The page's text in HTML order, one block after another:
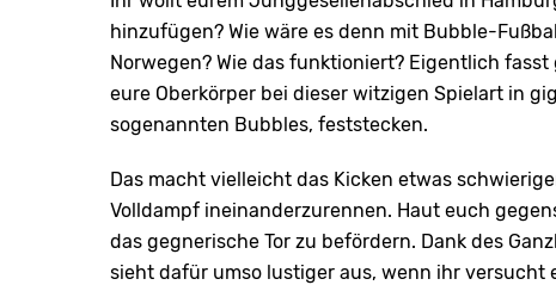
hinzufügen? Wie wäre es denn mit Bubble-
Norwegen? Wie das funktioniert? Eigentlich
eure Oberkörper bei dieser witzigen Spielart in
sogenannten Bubbles, feststecken.
Das macht vielleicht das Kicken etwas
Volldampf ineinanderzurennen. Haut euch
das gegnerische Tor zu befördern. Dank des
sieht dafür umso lustiger aus, wenn ihr versucht